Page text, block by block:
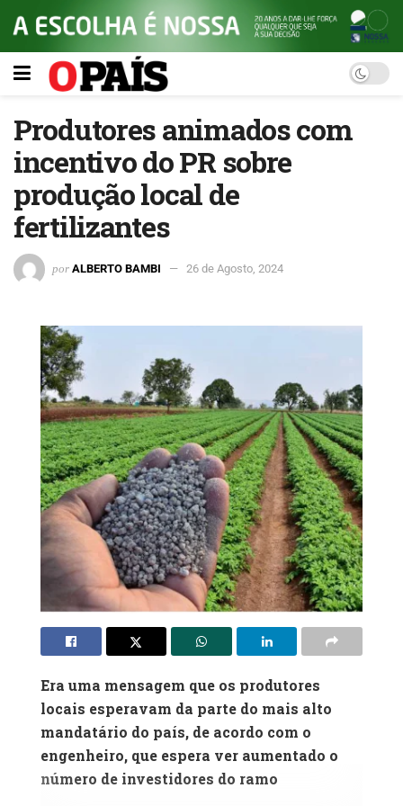
Produtores animados com
incentivo do PR sobre
produção local de
fertilizantes
por ALBERTO BAMBI 26 de Agosto, 2024
Era uma mensagem que os produtores
locais esperavam da parte do mais alto
mandatário do país, de acordo com o
engenheiro, que espera ver aumentado o
número de investidores do ramo